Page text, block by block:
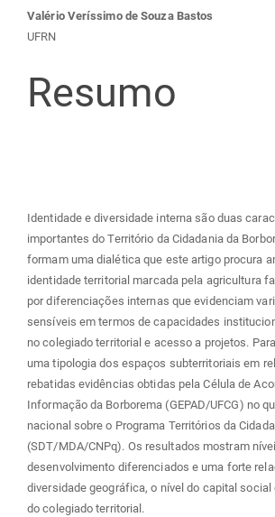
principal
Valério Veríssimo de Souza Bastos
UFRN
Resumo
Identidade e diversidade interna são duas
importantes do Território da Cidadania da
formam uma dialética que este artigo procura
identidade territorial marcada pela agricultura
por diferenciações internas que evidenciam
sensíveis em termos de capacidades
no colegiado territorial e acesso a projetos.
uma tipologia dos espaços subterritoriais em
rebatidas evidências obtidas pela Célula de
Informação da Borborema (GEPAD/UFCG) no
nacional sobre o Programa Territórios da
(SDT/MDA/CNPq). Os resultados mostram
desenvolvimento diferenciados e uma forte
diversidade geográfica, o nível do capital
do colegiado territorial.